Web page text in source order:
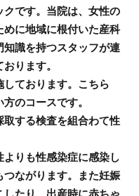
クです。当院は、女性の
に地域に根付いた産科
識を持つスタッフが連
ります。
ております。こちら
のコースです。
する検査を組合わて性
りも性感染症に感染し
ながります。また妊娠
たり、出産時に赤ちゃ